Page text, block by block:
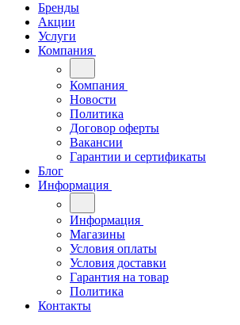
Бренды
Акции
Услуги
Компания
Компания
Новости
Политика
Договор оферты
Вакансии
Гарантии и сертификаты
Блог
Информация
Информация
Магазины
Условия оплаты
Условия доставки
Гарантия на товар
Политика
Контакты